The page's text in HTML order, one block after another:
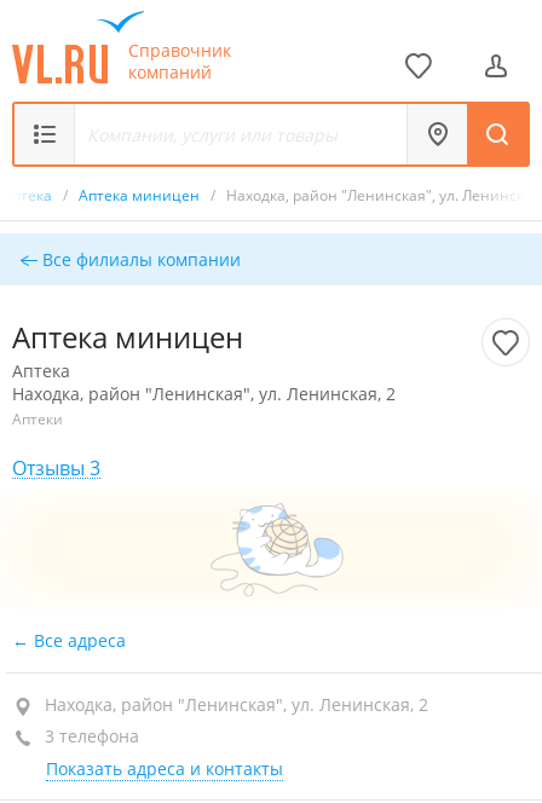
Справочник
компаний
Аптека / Аптека миницен / Находка, район "Ленинская", ул.
Все филиалы компании
Аптека миницен
Аптека
Находка, район "Ленинская", ул. Ленинская, 2
Аптеки
Отзывы 3
Все адреса
Находка, район "Ленинская", ул. Ленинская, 2
3 телефона
Показать адреса и контакты